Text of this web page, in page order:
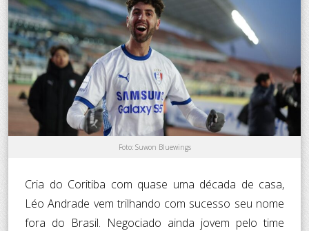
Foto: Suwon Bluewings
Cria do Coritiba com quase uma década de casa,
Léo Andrade vem trilhando com sucesso seu nome
fora do Brasil. Negociado ainda jovem pelo time